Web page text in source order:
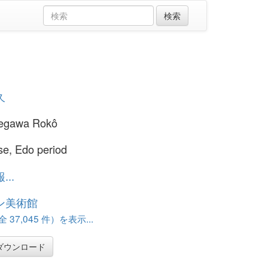
Rokô
Edo period
...
美術館
37,045 件）を表示...
ウンロード